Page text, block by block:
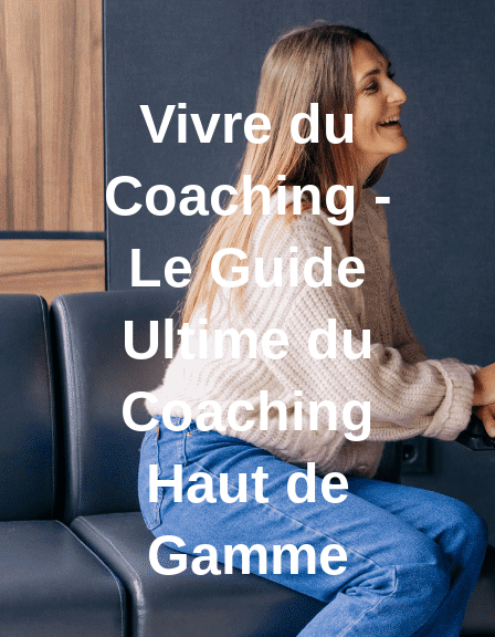
Vivre du
Coaching -
Le Guide
Ultime du
Coaching
Haut de
Gamme